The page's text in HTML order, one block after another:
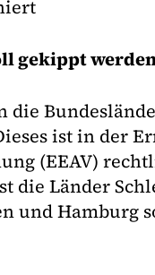
gekippt
ist in der
(EEAV)
die Länder
und Hamburg